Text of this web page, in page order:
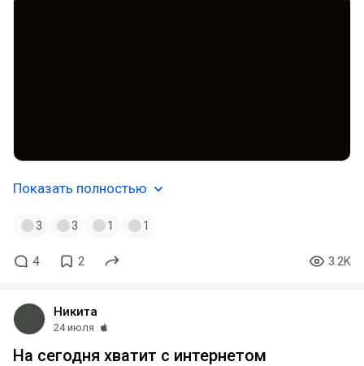
Показать полностью
3 3 1 1
4 2 3.2K
Никита
24 июля
На сегодня хватит с интернетом